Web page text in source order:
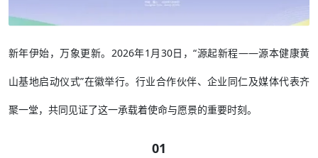
新年伊始，万象更新。2026年1月30日，“源起新程——源本健康黄
山基地启动仪式”在徽举行。行业合作伙伴、企业同仁及媒体代表齐
聚一堂，共同见证了这一承载着使命与愿景的重要时刻。
01